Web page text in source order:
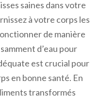
saines dans votre
à votre corps les
de manière
d’eau pour
est crucial pour
en bonne santé. En
transformés